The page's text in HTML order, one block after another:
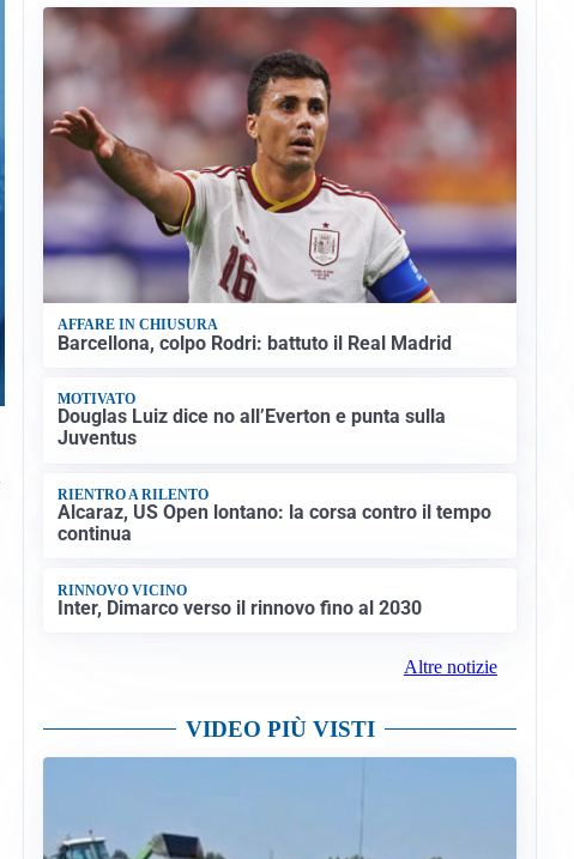
AFFARE IN CHIUSURA
Barcellona, colpo Rodri: battuto il Real Madrid
MOTIVATO
Douglas Luiz dice no all’Everton e punta sulla
Juventus
RIENTRO A RILENTO
Alcaraz, US Open lontano: la corsa contro il tempo
continua
RINNOVO VICINO
Inter, Dimarco verso il rinnovo fino al 2030
Altre notizie
VIDEO PIÙ VISTI